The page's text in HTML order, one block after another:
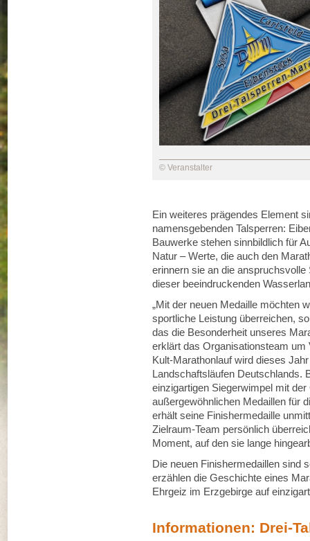
© Veranstalter
Ein weiteres prägendes Element
namensgebenden Talsperren:
Bauwerke stehen sinnbildlich für
Natur – Werte, die auch den
erinnern sie an die
dieser beeindruckenden
„Mit der neuen Medaille möchten
sportliche Leistung überreichen,
das die Besonderheit unseres
erklärt das Organisationsteam
Kult-Marathonlauf wird dieses
Landschaftsläufen Deutschlands.
einzigartigen Siegerwimpel mit
außergewöhnlichen Medaillen für
erhält seine Finishermedaille
Zielraum-Team persönlich
Moment, auf den sie lange
Die neuen Finishermedaillen sind
erzählen die Geschichte eines
Ehrgeiz im Erzgebirge auf
Informationen: Drei-